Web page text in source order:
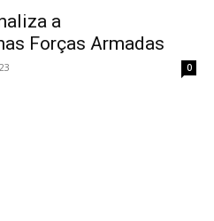
a
Forças Armadas
0